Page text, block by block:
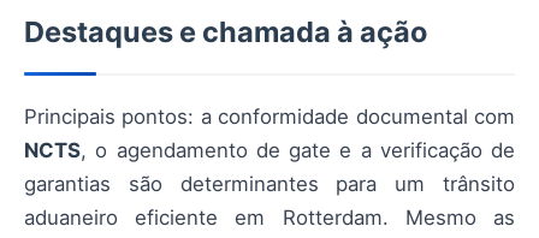
Destaques e chamada à ação
Principais pontos: a conformidade documental com
NCTS, o agendamento de gate e a verificação de
garantias são determinantes para um trânsito
aduaneiro eficiente em Rotterdam. Mesmo as